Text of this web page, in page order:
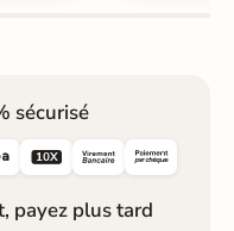
sécurisé

payez plus tard